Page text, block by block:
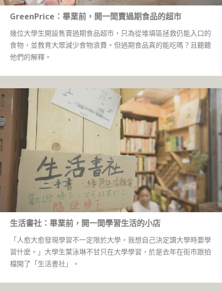
GreenPrice：畢業前，開一間賣過期食品的超市
幾位大學生開設售賣過期食品超市，只為從堆填區拯救仍能入口的
食物，並教育大眾減少食物浪費。但過期食品真的能吃嗎？且聽聽
他們的解釋。
生活書社：畢業前，開一間學習生活的小店
「人愈大愈發現學習不一定限於大學。我想自己決定讀大學時要學
習什麼。」大學生葉泳琳不甘只在大學學習，於是去年在街市跟拍
檔開了「生活書社」。